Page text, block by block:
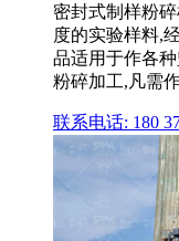
密封式制样粉
度的实验样料,
品适用于作各
粉碎加工,凡需
联系电话: 180